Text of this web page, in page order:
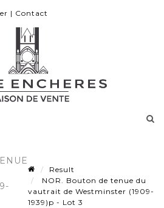
| Contact
Result
NOR. Bouton de tenue du
vautrait de Westminster (1909-
1939)p - Lot 3